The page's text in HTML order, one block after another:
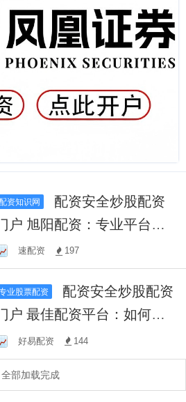
资知识网
户 旭阳配资：专业平台，
您财富增值
速配资 197
业股票配资
户 最佳配资平台：如何选
？好易配资 144
全部加载完成